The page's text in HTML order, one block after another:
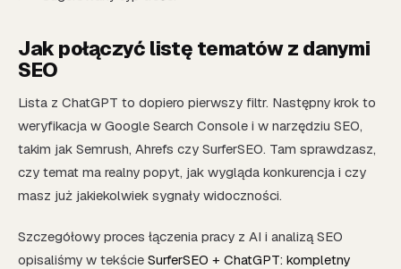
Jak połączyć listę tematów z danymi
SEO
Lista z ChatGPT to dopiero pierwszy filtr. Następny krok to
weryfikacja w Google Search Console i w narzędziu SEO,
takim jak Semrush, Ahrefs czy SurferSEO. Tam sprawdzasz,
czy temat ma realny popyt, jak wygląda konkurencja i czy
masz już jakiekolwiek sygnały widoczności.
Szczegółowy proces łączenia pracy z AI i analizą SEO
opisaliśmy w tekście SurferSEO + ChatGPT: kompletny